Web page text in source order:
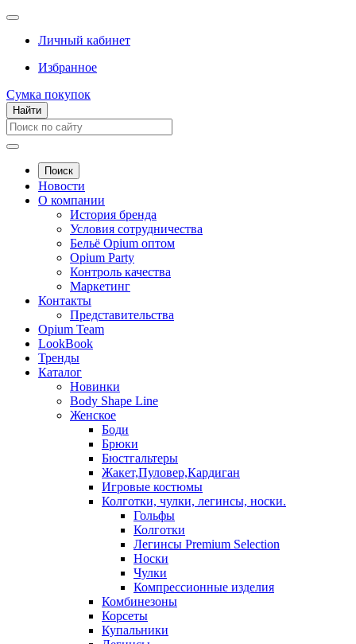
Личный кабинет
Избранное
Сумка покупок
Найти
Поиск
Новости
О компании
История бренда
Условия сотрудничества
Бельё Opium оптом
Opium Party
Контроль качества
Маркетинг
Контакты
Представительства
Opium Team
LookBook
Тренды
Каталог
Новинки
Body Shape Line
Женское
Боди
Брюки
Бюстгальтеры
Жакет,Пуловер,Кардиган
Игровые костюмы
Колготки, чулки, легинсы, носки.
Гольфы
Колготки
Легинсы Premium Selection
Носки
Чулки
Компрессионные изделия
Комбинезоны
Корсеты
Купальники